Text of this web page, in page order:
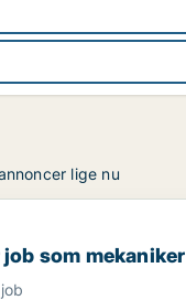
lige nu
som mekaniker
som mekaniker